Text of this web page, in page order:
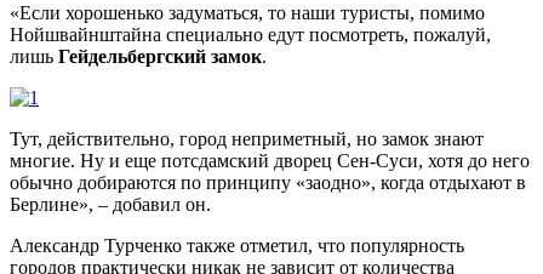
«Если хорошенько задуматься, то наши туристы, помимо
Нойшвайнштайна специально едут посмотреть, пожалуй,
лишь Гейдельбергский замок.
Тут, действительно, город неприметный, но замок знают
многие. Ну и еще потсдамский дворец Сен-Суси, хотя до него
обычно добираются по принципу «заодно», когда отдыхают в
Берлине», – добавил он.
Александр Турченко также отметил, что популярность
городов практически никак не зависит от количества